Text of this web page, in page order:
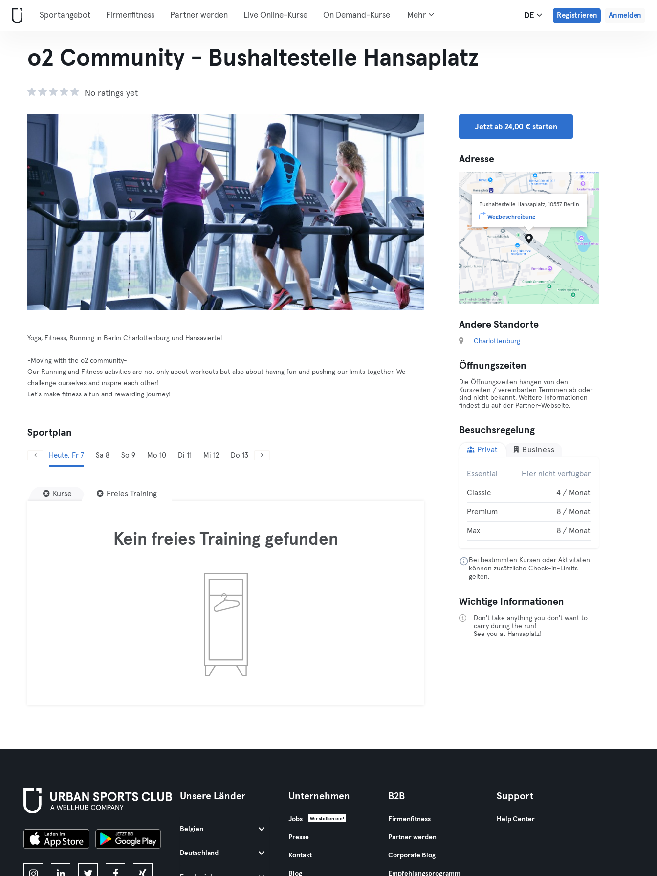
Sportangebot Firmenfitness Partner werden Live Online-Kurse On Demand-Kurse Mehr DE Registrieren Anmelden
o2 Community - Bushaltestelle Hansaplatz
No ratings yet
Yoga, Fitness, Running in Berlin Charlottenburg und Hansaviertel
-Moving with the o2 community-
Our Running and Fitness activities are not only about workouts but also about having fun and pushing our limits together. We
challenge ourselves and inspire each other!
Let's make fitness a fun and rewarding journey!
Sportplan
Heute, Fr 7 Sa 8 So 9 Mo 10 Di 11 Mi 12 Do 13
Kurse Freies Training
Kein freies Training gefunden
Jetzt ab 24,00 € starten
Adresse
Bushaltestelle Hansaplatz, 10557 Berlin
Wegbeschreibung
Andere Standorte
Charlottenburg
Öffnungszeiten
Die Öffnungszeiten hängen von den
Kurszeiten / vereinbarten Terminen ab oder
sind nicht bekannt. Weitere Informationen
findest du auf der Partner-Webseite.
Besuchsregelung
Privat Business
Essential Hier nicht verfügbar
Classic 4 / Monat
Premium 8 / Monat
Max 8 / Monat
Bei bestimmten Kursen oder Aktivitäten
können zusätzliche Check-in-Limits
gelten.
Wichtige Informationen
Don't take anything you don't want to
carry during the run!
See you at Hansaplatz!
Unsere Länder
Belgien
Deutschland
Unternehmen
Jobs Wir stellen ein!
Presse
Kontakt
Blog
B2B
Firmenfitness
Partner werden
Corporate Blog
Empfehlungsprogramm
Support
Help Center